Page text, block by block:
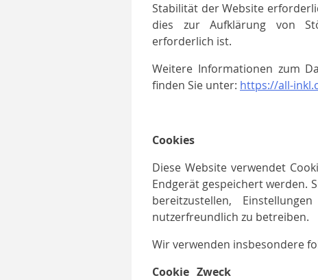
Stabilität der Website
dies zur Aufklärung von
erforderlich ist.
Weitere Informationen zum
finden Sie unter: https://all-
Cookies
Diese Website verwendet
Endgerät gespeichert werden.
bereitzustellen,
nutzerfreundlich zu betreiben.
Wir verwenden insbesondere
Cookie Zweck